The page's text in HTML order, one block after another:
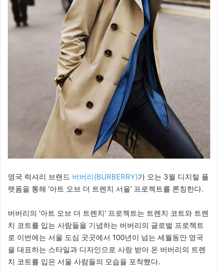
영국 럭셔리 브랜드 버버리(BURBERRY)가 오는 3월 디지털 플
랫폼을 통해 ‘아트 오브 더 트렌치 서울’ 프로젝트를 론칭한다.
버버리의 ‘아트 오브 더 트렌치’ 프로젝트는 트렌치 코트와 트렌
치 코트를 입는 사람들을 기념하는 버버리의 글로벌 프로젝트
로 이번에는 서울 도심 곳곳에서 100년이 넘는 세월동안 영국
을 대표하는 스타일과 디자인으로 사랑 받아 온 버버리의 트렌
치 코트를 입은 서울 사람들의 모습을 포착했다.